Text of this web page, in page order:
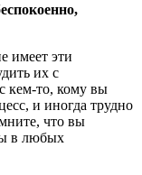
имеет эти
их с
кем-то, кому вы
и иногда трудно
что вы
в любых